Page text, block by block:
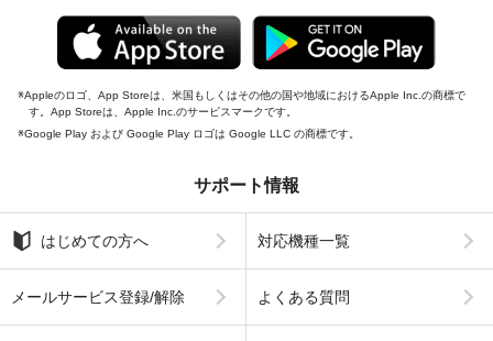
Appleのロゴ、App Storeは、米国もしくはその他の国や地域におけるApple Inc.の商標で
す。App Storeは、Apple Inc.のサービスマークです。
Google Play および Google Play ロゴは Google LLC の商標です。
サポート情報
はじめての方へ 対応機種一覧
メールサービス登録/解除 よくある質問